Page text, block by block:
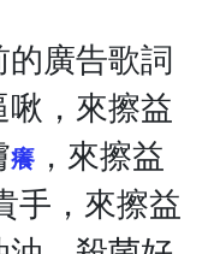
廣告歌詞
，來擦益
癢 ，來擦益
手，來擦益